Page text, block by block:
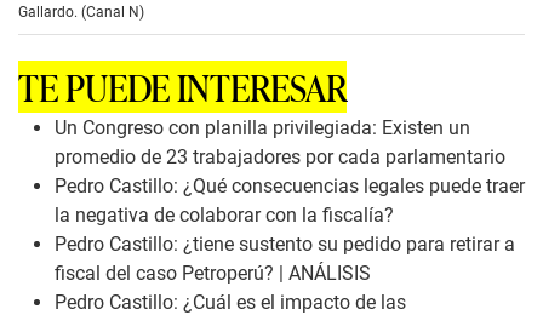
c
d
s
o
Gallardo. (Canal N)
TE PUEDE INTERESAR
Un Congreso con planilla privilegiada: Existen un
promedio de 23 trabajadores por cada parlamentario
Pedro Castillo: ¿Qué consecuencias legales puede traer
la negativa de colaborar con la fiscalía?
Pedro Castillo: ¿tiene sustento su pedido para retirar a
fiscal del caso Petroperú? | ANÁLISIS
Pedro Castillo: ¿Cuál es el impacto de las